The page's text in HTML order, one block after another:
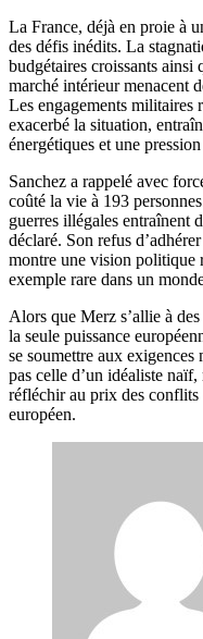
La France, déjà en proie à
des défis inédits. La
budgétaires croissants ainsi
marché intérieur menacent
Les engagements militaires
exacerbé la situation,
énergétiques et une
Sanchez a rappelé avec
coûté la vie à 193
guerres illégales entraînent
déclaré. Son refus
montre une vision politique
exemple rare dans un
Alors que Merz s’allie à
la seule puissance
se soumettre aux
pas celle d’un idéaliste
réfléchir au prix des conflits
européen.